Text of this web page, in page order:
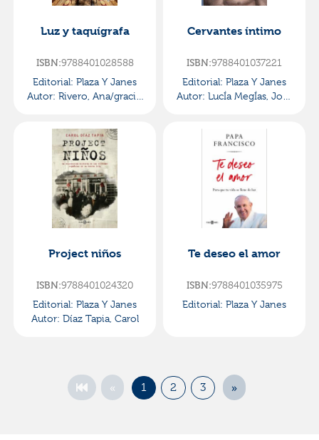
Luz y taquígrafa
ISBN:9788401028588
Editorial: Plaza Y Janes
Autor: Rivero, Ana/gracia,
Cervantes íntimo
ISBN:9788401037221
Editorial: Plaza Y Janes
Autor: LucÍa MegÍas, JosÉ
Project niños
ISBN:9788401024320
Editorial: Plaza Y Janes
Autor: Díaz Tapia, Carol
Te deseo el amor
ISBN:9788401035975
Editorial: Plaza Y Janes
« 1 2 3 »